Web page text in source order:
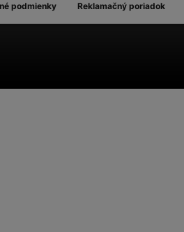
podmienky Reklamačný poriadok